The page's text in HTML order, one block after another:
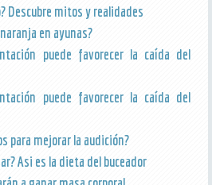
Descubre mitos y realidades
en ayunas?
puede favorecer la caída del
puede favorecer la caída del
para mejorar la audición?
Asi es la dieta del buceador